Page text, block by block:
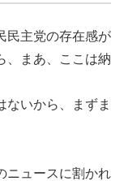
民主党の存在感が
、まあ、ここは納
ないから、まずま
ニュースに割かれ